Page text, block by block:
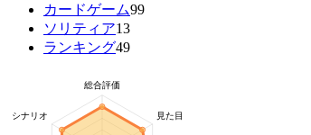
カードゲーム99
ソリティア13
ランキング49